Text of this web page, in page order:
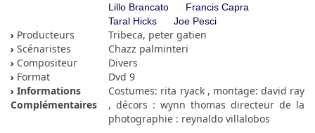
Lillo Brancato
Francis Capra
Taral Hicks
Joe Pesci
Producteurs
Tribeca, peter gatien
Scénaristes
Chazz palminteri
Compositeur
Divers
Format
Dvd 9
Informations
Complémentaires
Costumes: rita ryack , montage: david ray
, décors : wynn thomas directeur de la
photographie : reynaldo villalobos